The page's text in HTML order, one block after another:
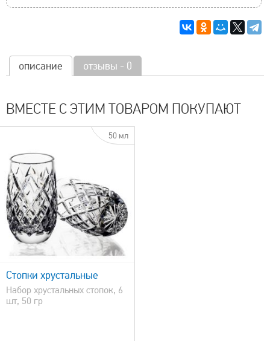
описание отзывы - 0
ВМЕСТЕ С ЭТИМ ТОВАРОМ ПОКУПАЮТ
50 мл
Стопки хрустальные
Набор хрустальных стопок, 6
шт, 50 гр